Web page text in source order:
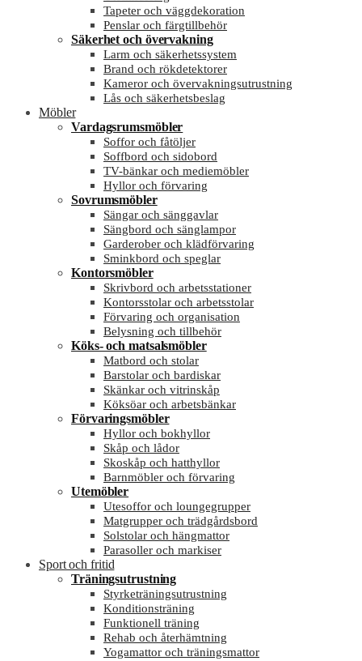
Tapeter och väggdekoration
Penslar och färgtillbehör
Säkerhet och övervakning
Larm och säkerhetssystem
Brand och rökdetektorer
Kameror och övervakningsutrustning
Lås och säkerhetsbeslag
Möbler
Vardagsrumsmöbler
Soffor och fåtöljer
Soffbord och sidobord
TV-bänkar och mediemöbler
Hyllor och förvaring
Sovrumsmöbler
Sängar och sänggavlar
Sängbord och sänglampor
Garderober och klädförvaring
Sminkbord och speglar
Kontorsmöbler
Skrivbord och arbetsstationer
Kontorsstolar och arbetsstolar
Förvaring och organisation
Belysning och tillbehör
Köks- och matsalsmöbler
Matbord och stolar
Barstolar och bardiskar
Skänkar och vitrinskåp
Köksöar och arbetsbänkar
Förvaringsmöbler
Hyllor och bokhyllor
Skåp och lådor
Skoskåp och hatthyllor
Barnmöbler och förvaring
Utemöbler
Utesoffor och loungegrupper
Matgrupper och trädgårdsbord
Solstolar och hängmattor
Parasoller och markiser
Sport och fritid
Träningsutrustning
Styrketräningsutrustning
Konditionsträning
Funktionell träning
Rehab och återhämtning
Yogamattor och träningsmattor